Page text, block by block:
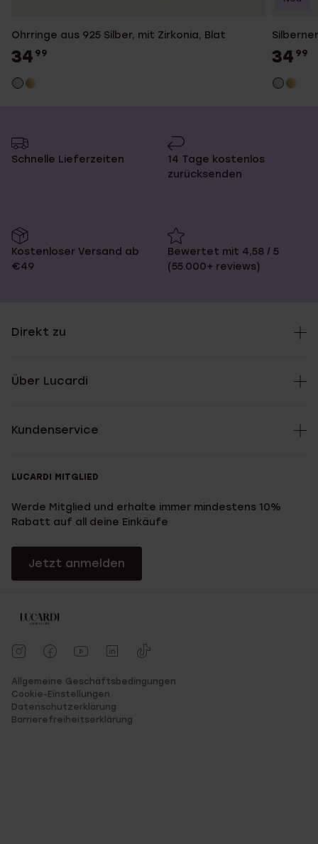
Ohrringe aus 925 Silber, mit Zirkonia, Blat
34 99 34 99
Schnelle Lieferzeiten
14 Tage kostenlos
zurücksenden
Kostenloser Versand ab
€49
Bewertet mit 4,58 / 5
(55.000+ reviews)
Direkt zu
Über Lucardi
Kundenservice
LUCARDI MITGLIED
Werde Mitglied und erhalte immer mindestens 10%
Rabatt auf all deine Einkäufe
Jetzt anmelden
Allgemeine Geschäftsbedingungen
Cookie-Einstellungen
Datenschutzerklärung
Barrierefreiheitserklärung